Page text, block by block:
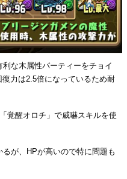
な木属性パーティーをチョイ
力は2.5倍になっているため耐
覚醒オロチ」で威嚇スキルを使
が、HPが高いので特に問題も